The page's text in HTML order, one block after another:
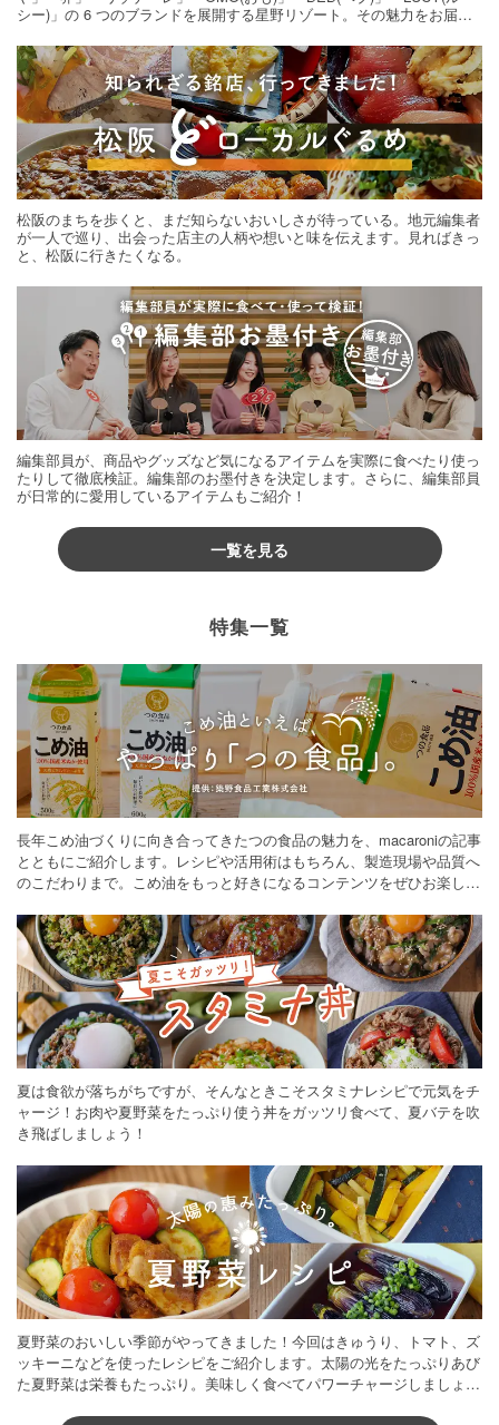
シー)」の 6 つのブランドを展開する星野リゾート。その魅力をお届け
松阪のまちを歩くと、まだ知らないおいしさが待っている。地元編集者
が一人で巡り、出会った店主の人柄や想いと味を伝えます。見ればきっ
と、松阪に行きたくなる。
編集部員が、商品やグッズなど気になるアイテムを実際に食べたり使っ
たりして徹底検証。編集部のお墨付きを決定します。さらに、編集部員
が日常的に愛用しているアイテムもご紹介！
一覧を見る
特集一覧
長年こめ油づくりに向き合ってきたつの食品の魅力を、macaroniの記事
とともにご紹介します。レシピや活用術はもちろん、製造現場や品質へ
のこだわりまで。こめ油をもっと好きになるコンテンツをぜひお楽しみ
夏は食欲が落ちがちですが、そんなときこそスタミナレシピで元気をチ
ャージ！お肉や夏野菜をたっぷり使う丼をガッツリ食べて、夏バテを吹
き飛ばしましょう！
夏野菜のおいしい季節がやってきました！今回はきゅうり、トマト、ズ
ッキーニなどを使ったレシピをご紹介します。太陽の光をたっぷりあび
た夏野菜は栄養もたっぷり。美味しく食べてパワーチャージしましょう